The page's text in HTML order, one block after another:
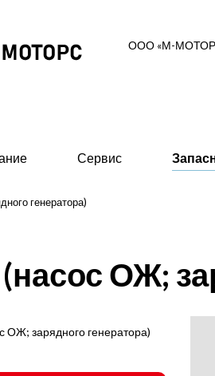
ООО «М-
(высоковольтные 0,6/10/11 кВ)
исполнения 0,4 кВ
Сервис
генератора)
ОЖ;
ОЖ; зарядного генератора)